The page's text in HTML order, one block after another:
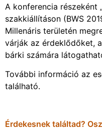
A konferencia részeként
szakkiállításon (BWS
Millenáris területén
várják az érdeklődőket,
bárki számára
További információ az
található.
Érdekesnek találtad?